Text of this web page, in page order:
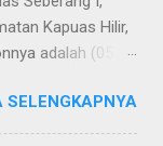
Kapuas Hilir,
adalah (0513)
naga yang
SELENGKAPNYA